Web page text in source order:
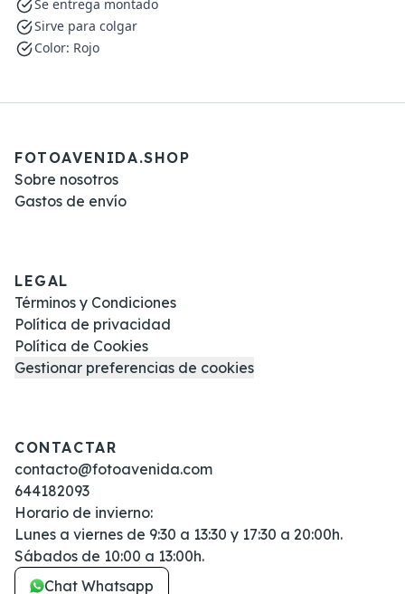
Se entrega montado
Sirve para colgar
Color: Rojo
FOTOAVENIDA.SHOP
Sobre nosotros
Gastos de envío
LEGAL
Términos y Condiciones
Política de privacidad
Política de Cookies
Gestionar preferencias de cookies
CONTACTAR
contacto@fotoavenida.com
644182093
Horario de invierno:
Lunes a viernes de 9:30 a 13:30 y 17:30 a 20:00h.
Sábados de 10:00 a 13:00h.
Chat Whatsapp